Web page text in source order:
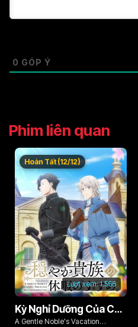
0 GÓP Ý
Phim liên quan
Lượt xem:1.566
Hoàn Tất (12/12)
Kỳ Nghỉ Dưỡng Của Chàng Quý Tộc Ôn Hòa (Odayaka Kizoku no Kyuuka no Susume)
A Gentle Noble's Vacation